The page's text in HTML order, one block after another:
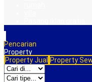
Pencarian
Property
Property Jual Property